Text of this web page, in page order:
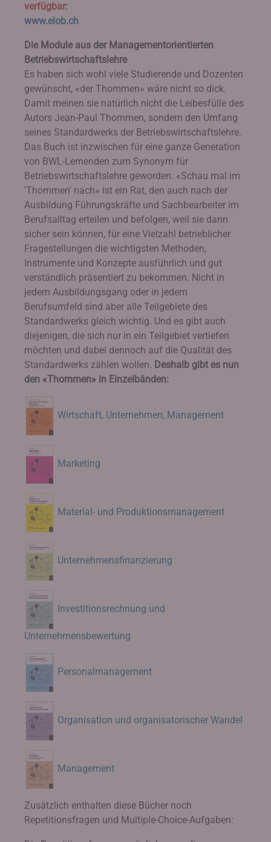
verfügbar:
www.elob.ch
Die Module aus der Managementorientierten
Betriebswirtschaftslehre
Es haben sich wohl viele Studierende und Dozenten
gewünscht, «der Thommen» wäre nicht so dick.
Damit meinen sie natürlich nicht die Leibesfülle des
Autors Jean-Paul Thommen, sondern den Umfang
seines Standardwerks der Betriebswirtschaftslehre.
Das Buch ist inzwischen für eine ganze Generation
von BWL-Lernenden zum Synonym für
Betriebswirtschaftslehre geworden. «Schau mal im
'Thommen' nach» ist ein Rat, den auch nach der
Ausbildung Führungskräfte und Sachbearbeiter im
Berufsalltag erteilen und befolgen, weil sie dann
sicher sein können, für eine Vielzahl betrieblicher
Fragestellungen die wichtigsten Methoden,
Instrumente und Konzepte ausführlich und gut
verständlich präsentiert zu bekommen. Nicht in
jedem Ausbildungsgang oder in jedem
Berufsumfeld sind aber alle Teilgebiete des
Standardwerks gleich wichtig. Und es gibt auch
diejenigen, die sich nur in ein Teilgebiet vertiefen
möchten und dabei dennoch auf die Qualität des
Standardwerks zählen wollen. Deshalb gibt es nun
den «Thommen» in Einzelbänden:
Wirtschaft, Unternehmen, Management
Marketing
Material- und Produktionsmanagement
Unternehmensfinanzierung
Investitionsrechnung und
Unternehmensbewertung
Personalmanagement
Organisation und organisatorischer Wandel
Management
Zusätzlich enthalten diese Bücher noch
Repetitionsfragen und Multiple-Choice-Aufgaben: